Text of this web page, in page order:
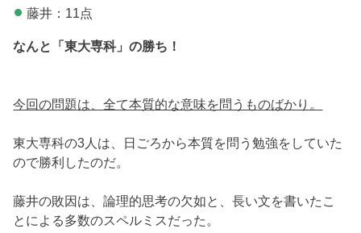
藤井：11点
なんと「東大専科」の勝ち！
今回の問題は、全て本質的な意味を問うものばかり。
東大専科の3人は、日ごろから本質を問う勉強をしていた
ので勝利したのだ。
藤井の敗因は、論理的思考の欠如と、長い文を書いたこ
とによる多数のスペルミスだった。